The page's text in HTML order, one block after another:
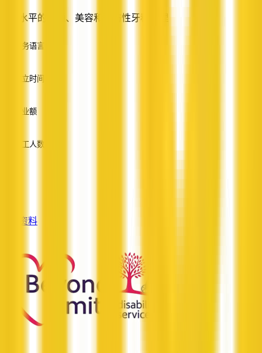
最高水平的普通、美容和预防性牙科护理
服务语言
成立时间
营业额
员工人数
查看资料